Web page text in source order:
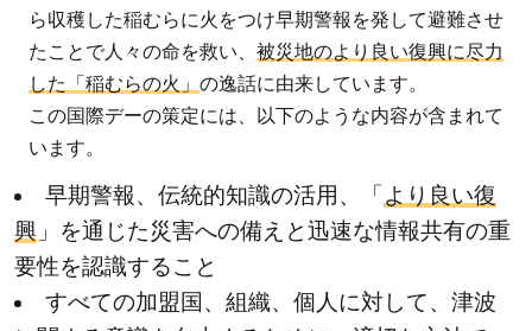
ら収穫した稲むらに火をつけ早期警報を発して避難させ
たことで人々の命を救い、 被災地のより良い復興に尽力
した「稲むらの火」 の逸話に由来しています。
この国際デーの策定には、以下のような内容が含まれて
います。
早期警報、伝統的知識の活用、「より良い復
興 」を通じた災害への備えと迅速な情報共有の重
要性を認識すること
すべての加盟国、組織、個人に対して、津波